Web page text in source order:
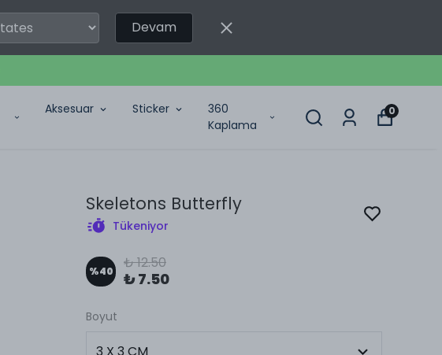
Devam
Aksesuar Sticker
360
Kaplama
0
Skeletons Butterfly
Tükeniyor
%40 ₺ 12.50
₺ 7.50
Boyut